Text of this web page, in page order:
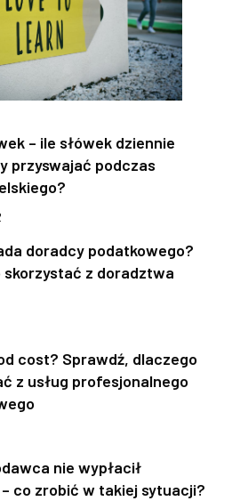
– ile słówek dziennie
przyswajać podczas
doradcy podatkowego?
z doradztwa
cost? Sprawdź, dlaczego
z usług profesjonalnego
nie wypłacił
co zrobić w takiej sytuacji?